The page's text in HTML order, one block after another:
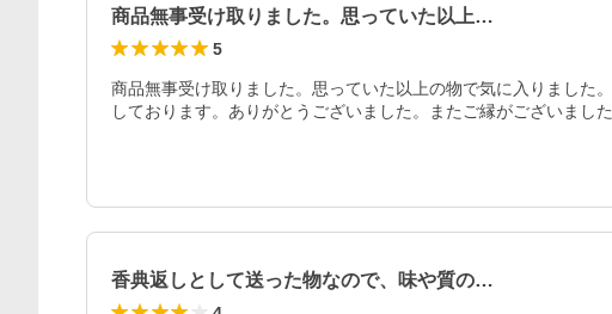
商品無事受け取りました。思っていた以上…
5
商品無事受け取りました。思っていた以上の物で気に入りました
しております。ありがとうございました。またご縁がございまし
香典返しとして送った物なので、味や質の…